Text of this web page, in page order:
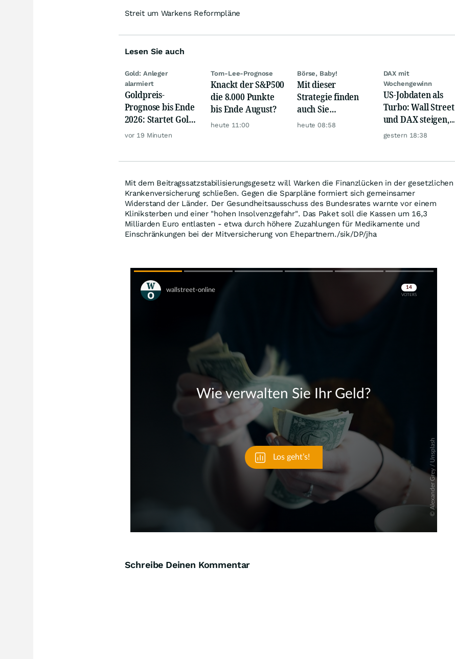
Streit um Warkens Reformpläne
Lesen Sie auch
Gold: Anleger
alarmiert
Goldpreis-
Prognose bis Ende
2026: Startet Gold
jetzt eine neue
vor 19 Minuten
Tom-Lee-Prognose
Knackt der S&P500
die 8.000 Punkte
bis Ende August?
heute 11:00
Börse, Baby!
Mit dieser
Strategie finden
auch Sie
zuverlässig
heute 08:58
DAX mit
Wochengewinn
US-Jobdaten als
Turbo: Wall Street
und DAX steigen,
Gold glänzt
gestern 18:38
Mit dem Beitragssatzstabilisierungsgesetz will Warken die Finanzlücken in der gesetzlichen
Krankenversicherung schließen. Gegen die Sparpläne formiert sich gemeinsamer
Widerstand der Länder. Der Gesundheitsausschuss des Bundesrates warnte vor einem
Kliniksterben und einer "hohen Insolvenzgefahr". Das Paket soll die Kassen um 16,3
Milliarden Euro entlasten - etwa durch höhere Zuzahlungen für Medikamente und
Einschränkungen bei der Mitversicherung von Ehepartnern./sik/DP/jha
Skip
Schreibe Deinen Kommentar